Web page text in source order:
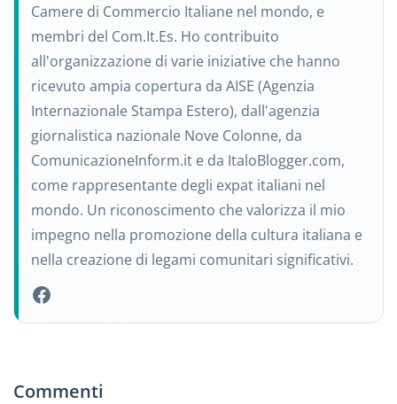
Camere di Commercio Italiane nel mondo, e
membri del Com.It.Es. Ho contribuito
all'organizzazione di varie iniziative che hanno
ricevuto ampia copertura da AISE (Agenzia
Internazionale Stampa Estero), dall'agenzia
giornalistica nazionale Nove Colonne, da
ComunicazioneInform.it e da ItaloBlogger.com,
come rappresentante degli expat italiani nel
mondo. Un riconoscimento che valorizza il mio
impegno nella promozione della cultura italiana e
nella creazione di legami comunitari significativi.
Commenti